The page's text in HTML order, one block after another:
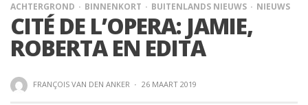
ACHTERGROND BINNENKORT BUITENLANDS NIEUWS NIEUWS
CITÉ DE L’OPERA: JAMIE,
ROBERTA EN EDITA
FRANÇOIS VAN DEN ANKER · 26 MAART 2019